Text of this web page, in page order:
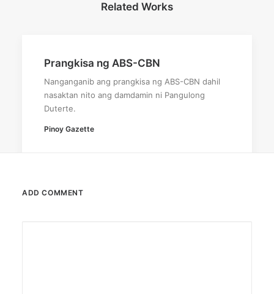
Related Works
Prangkisa ng ABS-CBN
Nanganganib ang prangkisa ng ABS-CBN dahil
nasaktan nito ang damdamin ni Pangulong
Duterte.
Pinoy Gazette
ADD COMMENT